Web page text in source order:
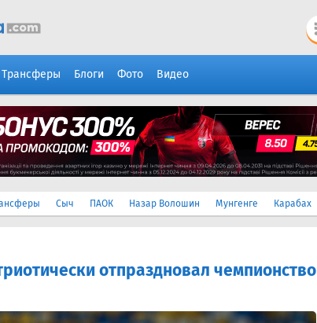
Трансферы Блоги Фото Видео
Сыч ПАОК Назар Волошин Мунгенге Карабах
отпраздновал чемпионство